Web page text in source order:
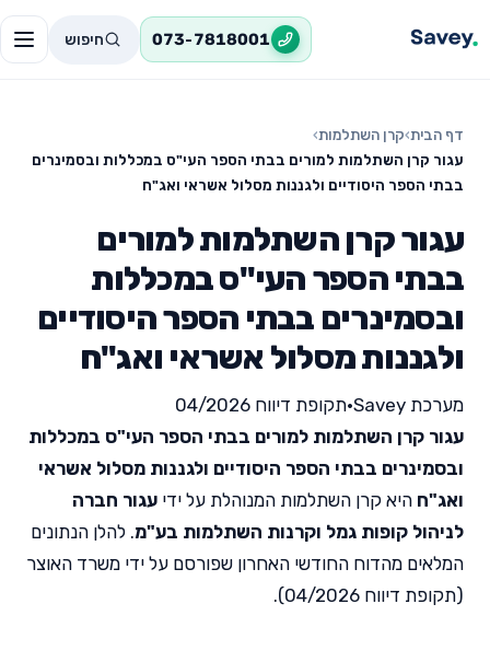
073-7818001 חיפוש
דף הבית›קרן השתלמות›
עגור קרן השתלמות למורים בבתי הספר העי"ס במכללות ובסמינרים
בבתי הספר היסודיים ולגננות מסלול אשראי ואג"ח
עגור קרן השתלמות למורים
בבתי הספר העי"ס במכללות
ובסמינרים בבתי הספר היסודיים
ולגננות מסלול אשראי ואג"ח
מערכת Savey •תקופת דיווח 04/2026
עגור קרן השתלמות למורים בבתי הספר העי"ס במכללות
ובסמינרים בבתי הספר היסודיים ולגננות מסלול אשראי
ואג"ח היא קרן השתלמות המנוהלת על ידי עגור חברה
לניהול קופות גמל וקרנות השתלמות בע"מ. להלן הנתונים
המלאים מהדוח החודשי האחרון שפורסם על ידי משרד האוצר
(תקופת דיווח 04/2026).